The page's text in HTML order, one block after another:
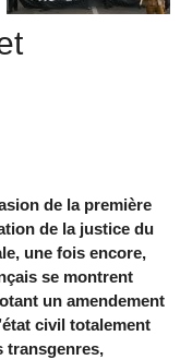
de la première
de la justice du
une fois encore,
se montrent
un amendement
civil totalement
transgenres,